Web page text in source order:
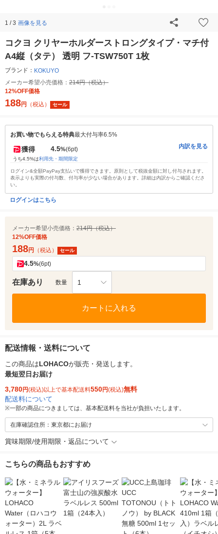
1 / 3 画像を見る
コクヨ クリヤーホルダーストロングタイプ・マチ付
A4縦（タテ） 透明 フ-TSW750T 1枚
ブランド： KOKUYO
メーカー希望小売価格： 214円（税込）
12%OFF価格
188円 （税込） セール
お買い物でもらえる特典最大付与率6.5%
獲得 4.5%(6pt)
うち4.5%は利用先・期間限定
内訳を見る
ログイン&全額PayPay支払いで獲得できます。原則として税抜金額に対し付与されます。
表示よりも実際の付与数、付与率が少ない場合があります。詳細は内訳からご確認くださ
い。
ログインはこちら
メーカー希望小売価格： 214円（税込）
12%OFF価格
188円 （税込） セール
4.5%(6pt)
在庫あり 数量 1
カートに入れる
配送情報・送料について
この商品はLOHACOが販売・発送します。
最短翌日お届け
3,780円(税込)以上で基本配送料550円(税込)無料
配送料について
※一部の商品につきましては、基本配送料を当社が負担いたします。
在庫確認住所：東京都にお届け
賞味期限/使用期限・返品について
こちらの商品もおすすめ